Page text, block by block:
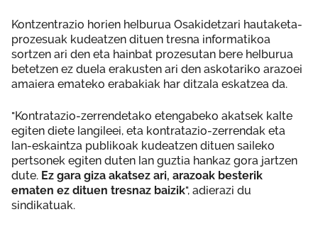
Kontzentrazio horien helburua Osakidetzari hautaketa-
prozesuak kudeatzen dituen tresna informatikoa
sortzen ari den eta hainbat prozesutan bere helburua
betetzen ez duela erakusten ari den askotariko arazoei
amaiera emateko erabakiak har ditzala eskatzea da.
"Kontratazio-zerrendetako etengabeko akatsek kalte
egiten diete langileei, eta kontratazio-zerrendak eta
lan-eskaintza publikoak kudeatzen dituen saileko
pertsonek egiten duten lan guztia hankaz gora jartzen
dute. Ez gara giza akatsez ari, arazoak besterik
ematen ez dituen tresnaz baizik", adierazi du
sindikatuak.